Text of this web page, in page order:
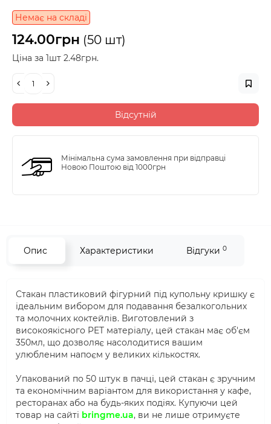
Немає на складі
124.00грн (50 шт)
Ціна за 1шт 2.48грн.
Відсутній
Мінімальна сума замовлення при відправці
Новою Поштою від 1000грн
Опис Характеристики Відгуки 0
Стакан пластиковий фігурний під купольну кришку є
ідеальним вибором для подавання безалкогольних
та молочних коктейлів. Виготовлений з
високоякісного PET матеріалу, цей стакан має об'єм
350мл, що дозволяє насолодитися вашим
улюбленим напоєм у великих кількостях.
Упакований по 50 штук в пачці, цей стакан є зручним
та економічним варіантом для використання у кафе,
ресторанах або на будь-яких подіях. Купуючи цей
товар на сайті bringme.ua, ви не лише отримуєте